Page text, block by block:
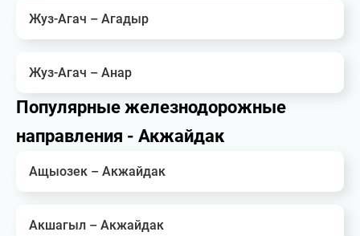
Жуз-Агач – Агадыр
Жуз-Агач – Анар
Популярные железнодорожные
направления - Акжайдак
Ащыозек – Акжайдак
Акшагыл – Акжайдак